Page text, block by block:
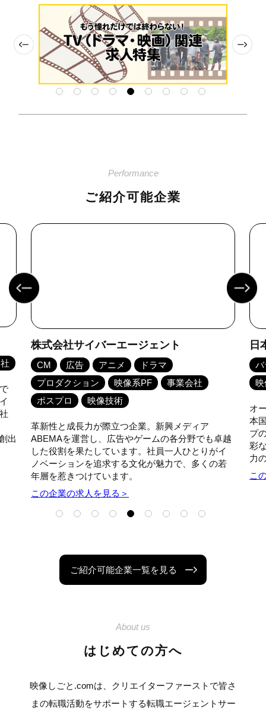
Performance
ご紹介可能企業
越
日本テレビ放送網株式会社
バラエティ プロダクション
映像技術
オールマイティーに各ジャンルに強みを持つ、日
本国内で初めて開局した民放テレビ局。国内トッ
プの放送業界で、放送やデジタルメディアなど多
彩な制作・サービス運営に携わり、創造性と影響
力のある仕事を経験できます。
この企業の求人を見る＞
日
情
映
日
る
作
を
触
こ
ご紹介可能企業一覧を見る
About us
はじめての方へ
映像しごと.comは、クリエイターファーストで皆さ
まの転職活動をサポートする転職エージェントサー